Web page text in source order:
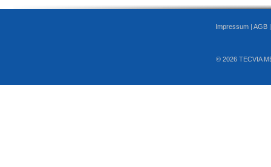
Impressum | AGB
© 2026 TECVIA